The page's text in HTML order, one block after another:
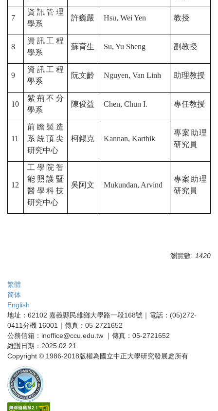
7
資訊管理
學系
許巍嚴 Hsu, Wei Yen 教授
8
資訊工程
學系
蘇育生 Su, Yu Sheng 副教授
9
資訊工程
學系
阮文齡 Nguyen, Van Linh 助理教授
10
紫荊不分
學系
陳俊益 Chen, Chun I. 專任教授
11
前瞻製造
系統頂尖
研究中心
柯錫克 Kannan, Karthik
專案助理
研究員
12
工學院智
能照護暨
醫學科技
研究中心
吳阿文 Mukundan, Arvind
專案助理
研究員
瀏覽數: 1420
繁體
简体
English
地址：62102 嘉義縣民雄鄉大學路一段168號｜電話：(05)272-
0411分機 16001｜傳真：05-2721652
公務信箱：inoffice@ccu.edu.tw ｜傳真：05-2721652
維護日期：2025.02.21
Copyright © 1986-2018版權為國立中正大學研究發展處所有